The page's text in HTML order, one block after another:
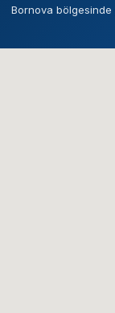
Bornova bölgesinde